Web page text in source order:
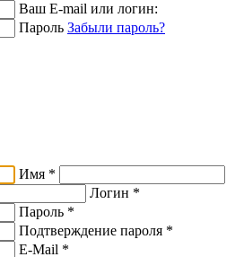
Ваш E-mail или логин:
Пароль Забыли пароль?
Имя *
Логин *
Пароль *
Подтверждение пароля *
E-Mail *